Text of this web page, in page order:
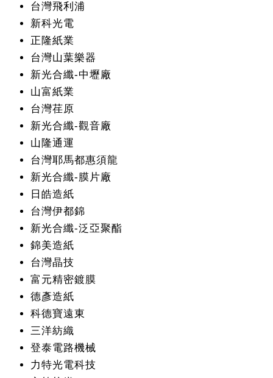
台灣飛利浦
新科光電
正隆紙業
台灣山葉樂器
新光合纖-中壢廠
山富紙業
台灣荏原
新光合纖-觀音廠
山隆通運
台灣耶馬都惠須龍
新光合纖-膜片廠
日皓造紙
台灣伊都錦
新光合纖-泛亞聚酯
錦美造紙
台灣晶技
富元精密鍍膜
德彥造紙
科德寶遠東
三洋紡織
登泰電路機械
力特光電科技